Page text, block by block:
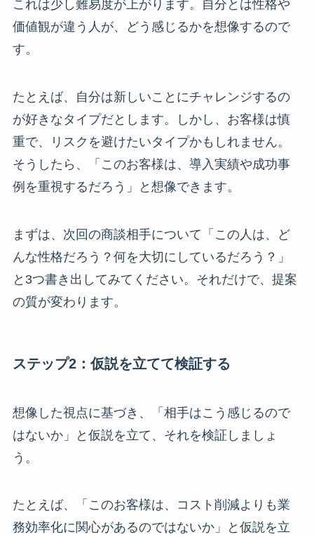
これは少し難易度が上がります。自分とは性格や
価値観が違う人が、どう感じるかを想像するので
す。
たとえば、自分は新しいことにチャレンジするの
が好きなタイプだとします。しかし、お客様は慎
重で、リスクを避けたいタイプかもしれません。
そうしたら、「このお客様は、導入実績や成功事
例を重視するだろう」と想像できます。
まずは、次回の商談相手について「この人は、ど
んな性格だろう？何を大切にしているだろう？」
と3つ書き出してみてください。それだけで、提案
の質が変わります。
ステップ2：仮説を立てて検証する
想像した視点に基づき、「相手はこう感じるので
はないか」と仮説を立て、それを検証しましょ
う。
たとえば、「このお客様は、コスト削減よりも業
務効率化に関心があるのではないか」と仮説を立